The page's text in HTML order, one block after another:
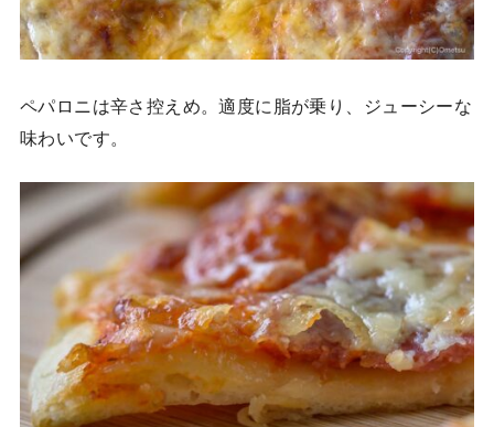
ペパロニは辛さ控えめ。適度に脂が乗り、ジューシーな
味わいです。